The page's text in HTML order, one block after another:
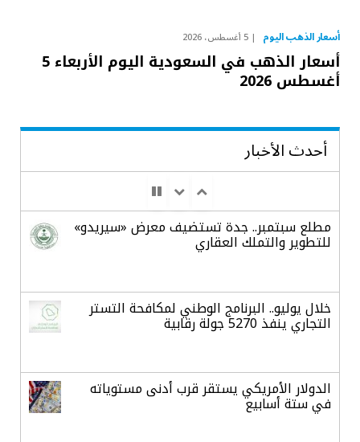
أسعار الذهب اليوم 5 أغسطس، 2026
أسعار الذهب في السعودية اليوم الأربعاء 5
أغسطس 2026
أحدث الأخبار
مطلع سبتمبر.. جدة تستضيف معرض «سيريدو»
للتطوير والتملك العقاري
خلال يوليو.. البرنامج الوطني لمكافحة التستر
التجاري ينفذ 5270 جولة رقابية
الدولار الأمريكي يستقر قرب أدنى مستوياته
في ستة أسابيع